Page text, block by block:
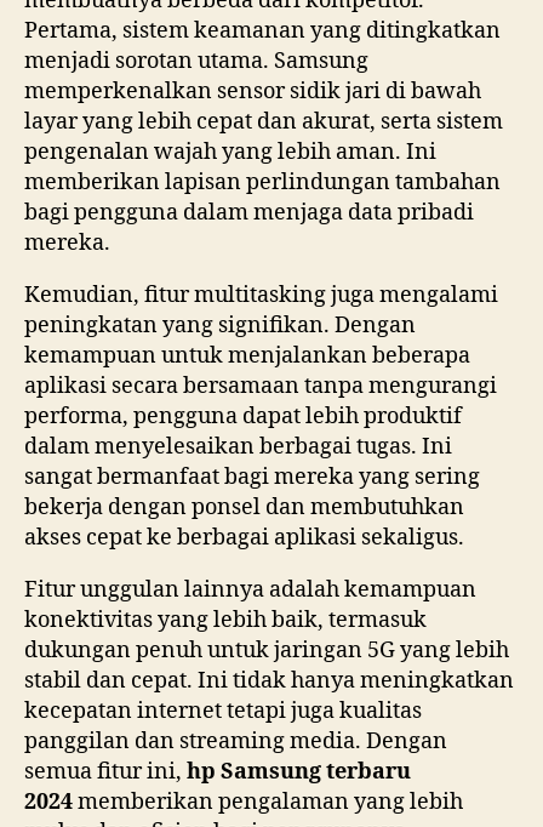
Pertama, sistem keamanan yang ditingkatkan
menjadi sorotan utama. Samsung
memperkenalkan sensor sidik jari di bawah
layar yang lebih cepat dan akurat, serta sistem
pengenalan wajah yang lebih aman. Ini
memberikan lapisan perlindungan tambahan
bagi pengguna dalam menjaga data pribadi
mereka.
Kemudian, fitur multitasking juga mengalami
peningkatan yang signifikan. Dengan
kemampuan untuk menjalankan beberapa
aplikasi secara bersamaan tanpa mengurangi
performa, pengguna dapat lebih produktif
dalam menyelesaikan berbagai tugas. Ini
sangat bermanfaat bagi mereka yang sering
bekerja dengan ponsel dan membutuhkan
akses cepat ke berbagai aplikasi sekaligus.
Fitur unggulan lainnya adalah kemampuan
konektivitas yang lebih baik, termasuk
dukungan penuh untuk jaringan 5G yang lebih
stabil dan cepat. Ini tidak hanya meningkatkan
kecepatan internet tetapi juga kualitas
panggilan dan streaming media. Dengan
semua fitur ini, hp Samsung terbaru
2024memberikan pengalaman yang lebih